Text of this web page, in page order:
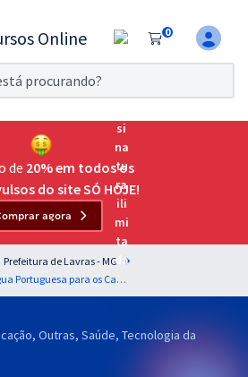
0
11
grátis por 7 dias!
para o Exame da
para as principais
de 20% em todos os
do site SÓ HOJE!
agora
Prefeitura de Lavras - MG
Prefeitura de Lavras - MG - Língua Portuguesa para os Cargos de Nível Superior com o Professor Lucas Lemos
Outras, Saúde, Tecnologia da